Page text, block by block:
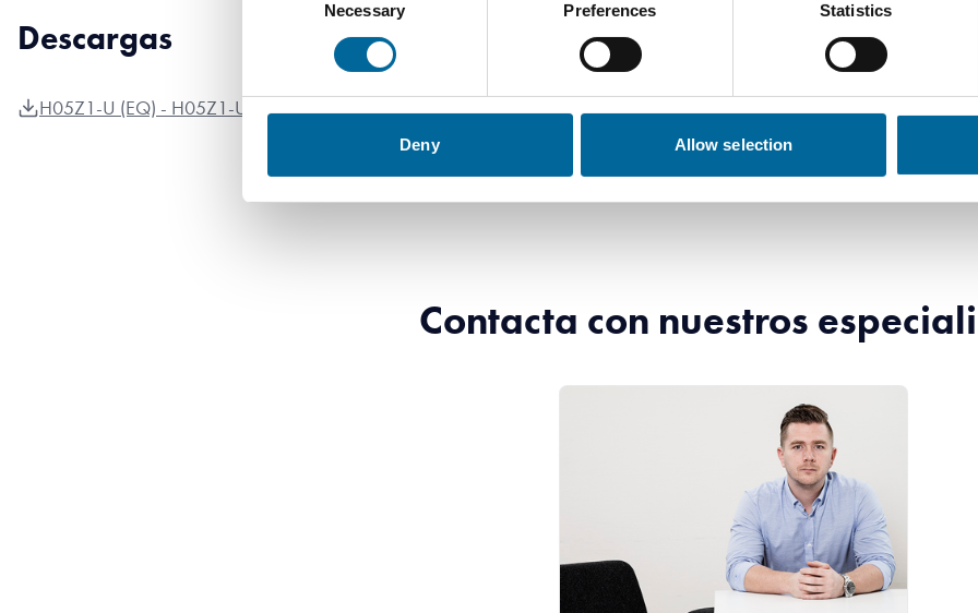
Necessary Preferences Statistics
Deny Allow selection
Descargas
H05Z1-U (EQ) - H05Z1-U (EQ) product sheet.pdf
Contacta con nuestros